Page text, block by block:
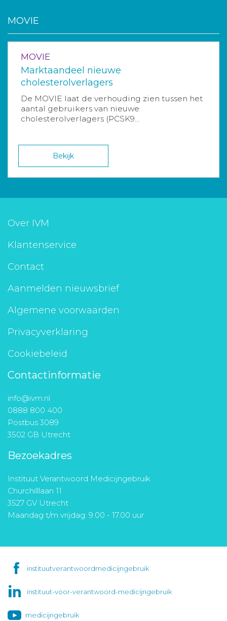
MOVIE
MOVIE
Marktaandeel nieuwe
cholesterolverlagers
De MOVIE laat de verhouding zien tussen het
aantal gebruikers van nieuwe
cholesterolverlagers (PCSK9...
Bekijk
Over IVM
Klantenservice
Contact
Aanmelden nieuwsbrief
Algemene voorwaarden
Privacyverklaring
Cookiebeleid
Contactinformatie
info@ivm.nl
0888 800 400
Postbus 3089
3502 GB Utrecht
Bezoekadres
Instituut Verantwoord Medicijngebruik
Churchilllaan 11
3527 GV Utrecht
Maandag t/m vrijdag: 9.00 - 17.00 uur
instituutverantwoordmedicijngebruik
instituut-voor-verantwoord-medicijngebruik
medicijngebruik